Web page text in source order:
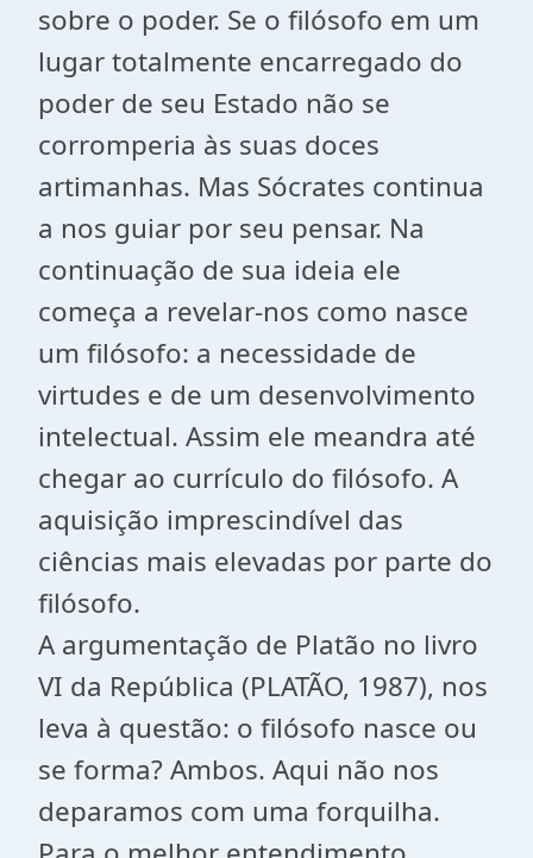
sobre o poder. Se o filósofo em um
lugar totalmente encarregado do
poder de seu Estado não se
corromperia às suas doces
artimanhas. Mas Sócrates continua
a nos guiar por seu pensar. Na
continuação de sua ideia ele
começa a revelar-nos como nasce
um filósofo: a necessidade de
virtudes e de um desenvolvimento
intelectual. Assim ele meandra até
chegar ao currículo do filósofo. A
aquisição imprescindível das
ciências mais elevadas por parte do
filósofo.
A argumentação de Platão no livro
VI da República (PLATÃO, 1987), nos
leva à questão: o filósofo nasce ou
se forma? Ambos. Aqui não nos
deparamos com uma forquilha.